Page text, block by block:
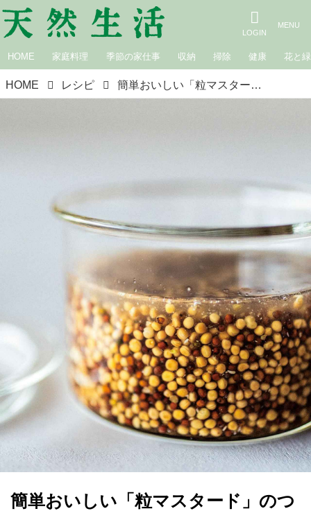
HOME 家庭料理 季節の家仕事 収納 掃除 健康 花と緑
HOME レシピ 簡単おいしい「粒マスタード」のつくり方。混ぜてねかせるだけ！プチプチ食感が楽しい手づくり調味料／cosaji・河井美歩さん＆VOX SPICE
簡単おいしい「粒マスタード」のつ